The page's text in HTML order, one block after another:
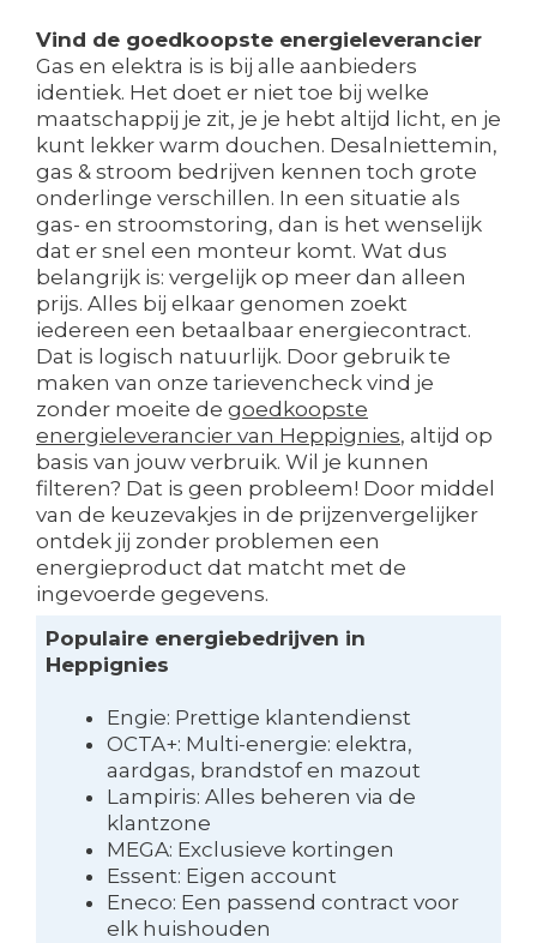
Vind de goedkoopste energieleverancier
Gas en elektra is is bij alle aanbieders
identiek. Het doet er niet toe bij welke
maatschappij je zit, je je hebt altijd licht, en je
kunt lekker warm douchen. Desalniettemin,
gas & stroom bedrijven kennen toch grote
onderlinge verschillen. In een situatie als
gas- en stroomstoring, dan is het wenselijk
dat er snel een monteur komt. Wat dus
belangrijk is: vergelijk op meer dan alleen
prijs. Alles bij elkaar genomen zoekt
iedereen een betaalbaar energiecontract.
Dat is logisch natuurlijk. Door gebruik te
maken van onze tarievencheck vind je
zonder moeite de goedkoopste
energieleverancier van Heppignies, altijd op
basis van jouw verbruik. Wil je kunnen
filteren? Dat is geen probleem! Door middel
van de keuzevakjes in de prijzenvergelijker
ontdek jij zonder problemen een
energieproduct dat matcht met de
ingevoerde gegevens.
Populaire energiebedrijven in
Heppignies
Engie: Prettige klantendienst
OCTA+: Multi-energie: elektra,
aardgas, brandstof en mazout
Lampiris: Alles beheren via de
klantzone
MEGA: Exclusieve kortingen
Essent: Eigen account
Eneco: Een passend contract voor
elk huishouden